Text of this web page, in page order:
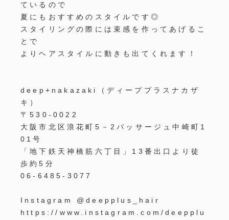
ているので
夏にもおすすめのスタイルです◎
スタイリングの際には束感を作ってあげるこ
とで
よりヘアスタイルに動きも出てくれます！
deep+nakazaki
（ディーププラスナカザ
キ）
〒530-0022
大阪市北区浪花町 5 － 2パッサージュ中崎町 1
01号
「地下鉄天神橋筋六丁目」 13 番出口より徒
歩約5 分
06-6485-3077
Instagram @deepplus_hair
https://www.instagram.com/deepplu